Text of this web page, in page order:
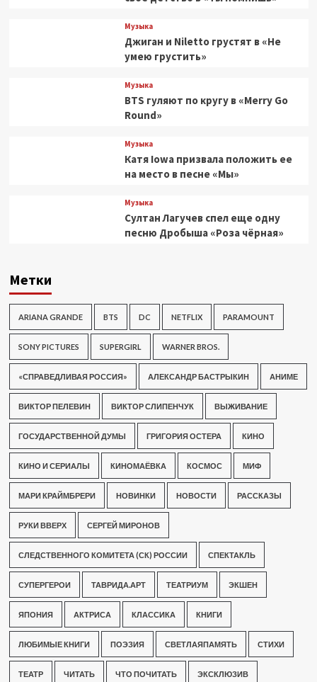
Музыка
Джиган и Niletto грустят в «Не
умею грустить»
Музыка
BTS гуляют по кругу в «Merry Go
Round»
Музыка
Катя Iowa призвала положить ее
на место в песне «Мы»
Музыка
Султан Лагучев спел еще одну
песню Дробыша «Роза чёрная»
Метки
ARIANA GRANDE BTS DC NETFLIX PARAMOUNT
SONY PICTURES SUPERGIRL WARNER BROS.
«СПРАВЕДЛИВАЯ РОССИЯ» АЛЕКСАНДР БАСТРЫКИН АНИМЕ
ВИКТОР ПЕЛЕВИН ВИКТОР СЛИПЕНЧУК ВЫЖИВАНИЕ
ГОСУДАРСТВЕННОЙ ДУМЫ ГРИГОРИЯ ОСТЕРА КИНО
КИНО И СЕРИАЛЫ КИНОМАЁВКА КОСМОС МИФ
МАРИ КРАЙМБРЕРИ НОВИНКИ НОВОСТИ РАССКАЗЫ
РУКИ ВВЕРХ СЕРГЕЙ МИРОНОВ
СЛЕДСТВЕННОГО КОМИТЕТА (СК) РОССИИ СПЕКТАКЛЬ
СУПЕРГЕРОИ ТАВРИДА.АРТ ТЕАТРИУМ ЭКШЕН
ЯПОНИЯ АКТРИСА КЛАССИКА КНИГИ
ЛЮБИМЫЕ КНИГИ ПОЭЗИЯ СВЕТЛАЯПАМЯТЬ СТИХИ
ТЕАТР ЧИТАТЬ ЧТО ПОЧИТАТЬ ЭКСКЛЮЗИВ